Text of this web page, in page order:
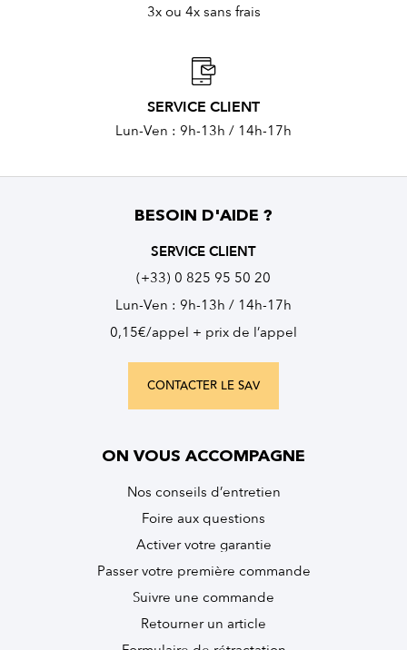
3x ou 4x sans frais
SERVICE CLIENT
Lun-Ven : 9h-13h / 14h-17h
BESOIN D'AIDE ?
SERVICE CLIENT
(+33) 0 825 95 50 20
Lun-Ven : 9h-13h / 14h-17h
0,15€/appel + prix de l’appel
CONTACTER LE SAV
ON VOUS ACCOMPAGNE
Nos conseils d’entretien
Foire aux questions
Activer votre garantie
Passer votre première commande
Suivre une commande
Retourner un article